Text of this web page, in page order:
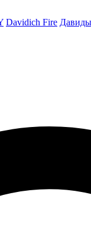
Davidich Fire